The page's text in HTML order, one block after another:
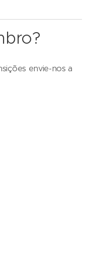
envie-nos a